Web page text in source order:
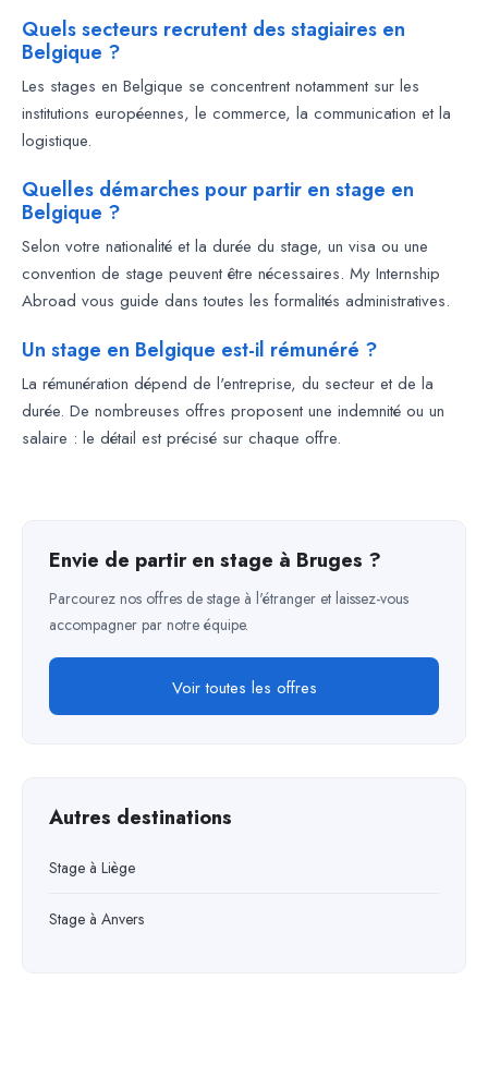
Quels secteurs recrutent des stagiaires en
Belgique ?
Les stages en Belgique se concentrent notamment sur les
institutions européennes, le commerce, la communication et la
logistique.
Quelles démarches pour partir en stage en
Belgique ?
Selon votre nationalité et la durée du stage, un visa ou une
convention de stage peuvent être nécessaires. My Internship
Abroad vous guide dans toutes les formalités administratives.
Un stage en Belgique est-il rémunéré ?
La rémunération dépend de l'entreprise, du secteur et de la
durée. De nombreuses offres proposent une indemnité ou un
salaire : le détail est précisé sur chaque offre.
Envie de partir en stage à Bruges ?
Parcourez nos offres de stage à l'étranger et laissez-vous
accompagner par notre équipe.
Voir toutes les offres
Autres destinations
Stage à Liège
Stage à Anvers